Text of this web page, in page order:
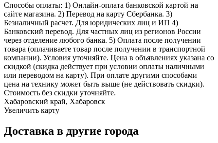
Способы оплаты: 1) Онлайн-оплата банковской картой на
сайте магазина. 2) Перевод на карту Сбербанка. 3)
Безналичный расчет. Для юридических лиц и ИП 4)
Банковский перевод. Для частных лиц из регионов России
через отделение любого банка. 5) Оплата после получении
товара (оплачиваете товар после получении в транспортной
компании). Условия уточняйте. Цена в объявлениях указана со
скидкой (скидка действует при условии оплаты наличными
или переводом на карту). При оплате другими способами
цена на технику может быть выше (не действовать скидки).
Стоимость без скидки уточняйте.
Хабаровский край, Хабаровск
Увеличить карту
Доставка в другие города